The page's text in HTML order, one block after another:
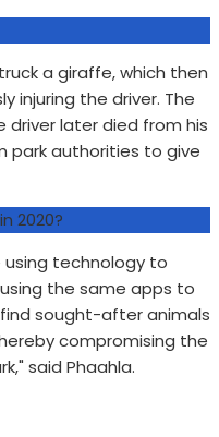
a giraffe, which then
injuring the driver. The
driver later died from his
park authorities to give
2020?
technology to
the same apps to
sought-after animals
compromising the
said Phaahla.